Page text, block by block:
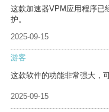
这款加速器VPM应用程序已
护。
2025-09-15
游客
这款软件的功能非常强大，
2025-09-15